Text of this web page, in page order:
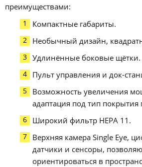
преимуществами:
Компактные габариты.
Необычный дизайн,
Удлинённые боковые щётки.
Пульт управления и док-
Возможность увеличения
адаптация под тип покрытия
Широкий фильтр НЕРА 11.
Верхняя камера Single Eye,
датчики и сенсоры,
ориентироваться в